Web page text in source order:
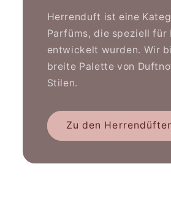
Herrenduft ist eine
Parfüms, die speziell für
entwickelt wurden. Wir
breite Palette von
Stilen.
Zu den